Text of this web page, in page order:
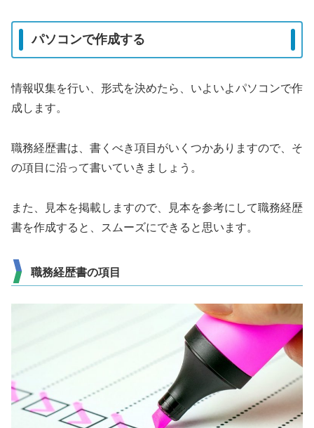
パソコンで作成する
情報収集を行い、形式を決めたら、いよいよパソコンで作
成します。
職務経歴書は、書くべき項目がいくつかありますので、そ
の項目に沿って書いていきましょう。
また、見本を掲載しますので、見本を参考にして職務経歴
書を作成すると、スムーズにできると思います。
職務経歴書の項目